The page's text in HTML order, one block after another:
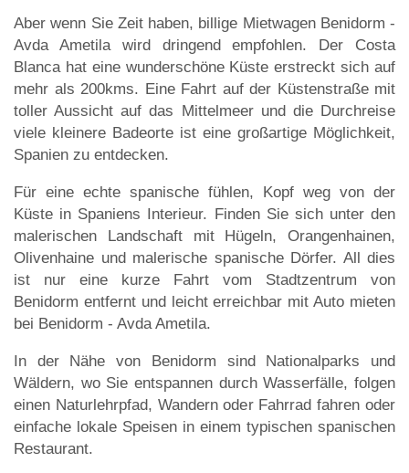
Aber wenn Sie Zeit haben, billige Mietwagen Benidorm -
Avda Ametila wird dringend empfohlen. Der Costa
Blanca hat eine wunderschöne Küste erstreckt sich auf
mehr als 200kms. Eine Fahrt auf der Küstenstraße mit
toller Aussicht auf das Mittelmeer und die Durchreise
viele kleinere Badeorte ist eine großartige Möglichkeit,
Spanien zu entdecken.
Für eine echte spanische fühlen, Kopf weg von der
Küste in Spaniens Interieur. Finden Sie sich unter den
malerischen Landschaft mit Hügeln, Orangenhainen,
Olivenhaine und malerische spanische Dörfer. All dies
ist nur eine kurze Fahrt vom Stadtzentrum von
Benidorm entfernt und leicht erreichbar mit Auto mieten
bei Benidorm - Avda Ametila.
In der Nähe von Benidorm sind Nationalparks und
Wäldern, wo Sie entspannen durch Wasserfälle, folgen
einen Naturlehrpfad, Wandern oder Fahrrad fahren oder
einfache lokale Speisen in einem typischen spanischen
Restaurant.